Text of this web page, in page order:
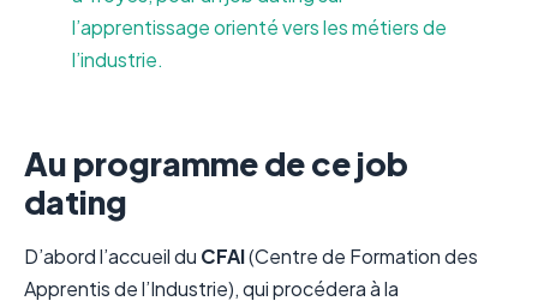
l’apprentissage orienté vers les métiers de
l’industrie.
Au programme de ce job
dating
D’abord l’accueil du CFAI(Centre de Formation des
Apprentis de l’Industrie), qui procédera à la